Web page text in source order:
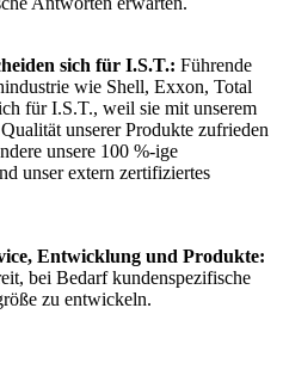
sich für I.S.T.: Führende
wie Shell, Exxon, Total
für I.S.T., weil sie mit unserem
unserer Produkte zufrieden
unsere 100 %-ige
unser extern zertifiziertes
Entwicklung und Produkte:
bei Bedarf kundenspezifische
zu entwickeln.